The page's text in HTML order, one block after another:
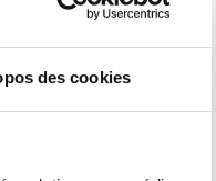
des cookies